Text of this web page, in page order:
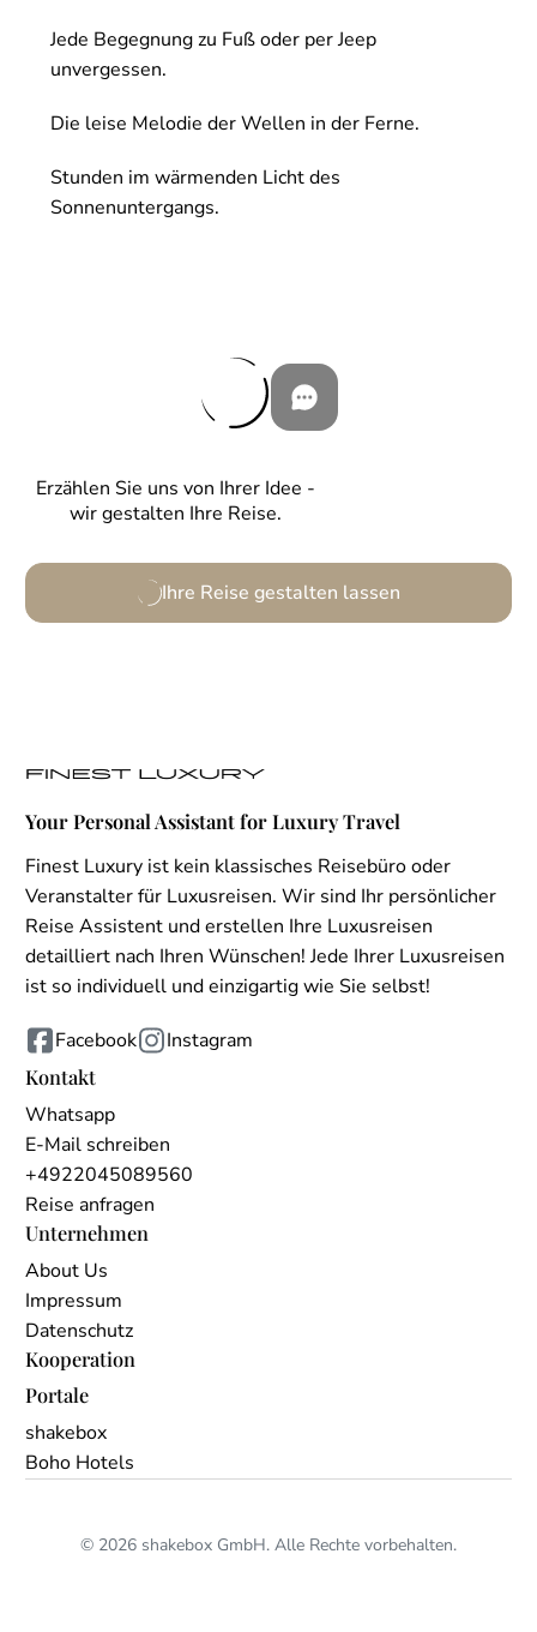
Erzählen Sie uns von Ihrer Idee -
wir gestalten Ihre Reise.
Ihre Reise gestalten lassen
Jede Begegnung zu Fuß oder per Jeep
unvergessen.
Die leise Melodie der Wellen in der Ferne.
Stunden im wärmenden Licht des
Sonnenuntergangs.
Your Personal Assistant for Luxury Travel
Finest Luxury ist kein klassisches Reisebüro oder
Veranstalter für Luxusreisen. Wir sind Ihr persönlicher
Reise Assistent und erstellen Ihre Luxusreisen
detailliert nach Ihren Wünschen! Jede Ihrer Luxusreisen
ist so individuell und einzigartig wie Sie selbst!
Facebook
Instagram
Kontakt
Whatsapp
E-Mail schreiben
+4922045089560
Reise anfragen
Unternehmen
About Us
Impressum
Datenschutz
Kooperation
Portale
shakebox
Boho Hotels
© 2026 shakebox GmbH. Alle Rechte vorbehalten.